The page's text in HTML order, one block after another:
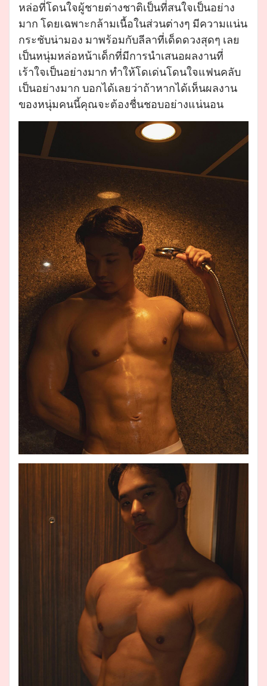
หล่อที่โดนใจผู้ชายต่างชาติเป็นที่สนใจเป็นอย่าง
มาก โดยเฉพาะกล้ามเนื้อในส่วนต่างๆ มีความแน่น
กระชับน่ามอง มาพร้อมกับลีลาที่เด็ดดวงสุดๆ เลย
เป็นหนุ่มหล่อหน้าเด็กที่มีการนำเสนอผลงานที่
เร้าใจเป็นอย่างมาก ทำให้โดเด่นโดนใจแฟนคลับ
เป็นอย่างมาก บอกได้เลยว่าถ้าหากได้เห็นผลงาน
ของหนุ่มคนนี้คุณจะต้องชื่นชอบอย่างแน่นอน